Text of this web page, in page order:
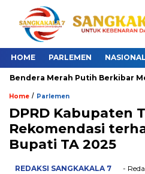
HOME PARLEMEN NASIONAL
Merah Putih Berkibar
Home / Parlemen
DPRD Kabupaten
Rekomendasi
Bupati TA 2025
REDAKSI SANGKAKALA 7
-